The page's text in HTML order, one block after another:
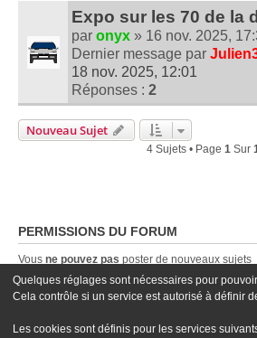
Expo sur les 70 de la
par onyx » 16 nov. 2025,
Dernier message par
18 nov. 2025, 12:01
Réponses : 2
Nouveau Sujet
4 Sujets • Page 1Sur
PERMISSIONS DU FORUM
Vous ne pouvez pas poster de nouveaux sujets
Vousne pouvez pasrépondre aux sujets
Vousne pouvez pasmodifier vos messages
Vousne pouvez pasjoindre des fichiers
Quelques réglages sont nécessaires pour
Cela contrôle si un service est autorisé à définir
Les cookies sont définis pour les services